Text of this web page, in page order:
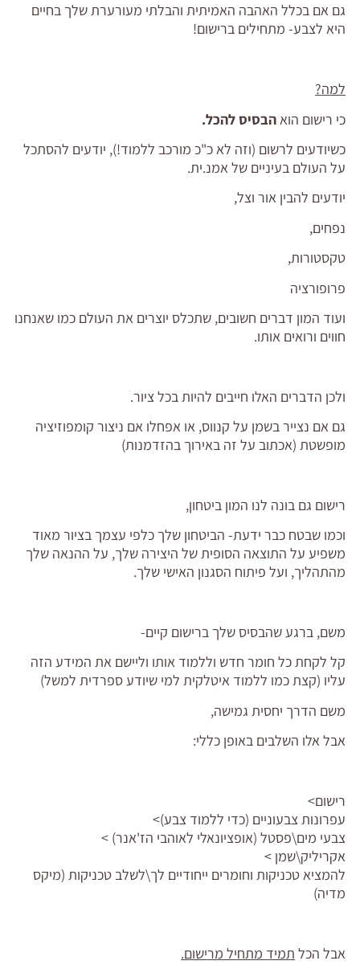
גם אם בכלל האהבה האמיתית והבלתי מעורערת שלך בחיים
היא לצבע- מתחילים ברישום!
למה?
כי רישום הוא הבסיס להכל.
כשיודעים לרשום (וזה לא כ"כ מורכב ללמוד!), יודעים להסתכל
על העולם בעיניים של אמנ.ית.
יודעים להבין אור וצל,
נפחים,
טקסטורות,
פרופורציה
ועוד המון דברים חשובים, שתכלס יוצרים את העולם כמו שאנחנו
חווים ורואים אותו.
ולכן הדברים האלו חייבים להיות בכל ציור.
גם אם נצייר בשמן על קנווס, או אפחלו אם ניצור קומפוזיציה
מופשטת (אכתוב על זה באירוך בהזדמנות)
רישום גם בונה לנו המון ביטחון,
וכמו שבטח כבר ידעת- הביטחון שלך כלפי עצמך בציור מאוד
משפיע על התוצאה הסופית של היצירה שלך, על ההנאה שלך
מהתהליך, ועל פיתוח הסגנון האישי שלך.
משם, ברגע שהבסיס שלך ברישום קיים-
קל לקחת כל חומר חדש וללמוד אותו וליישם את המידע הזה
עליו (קצת כמו ללמוד איטלקית למי שיודע ספרדית למשל)
משם הדרך יחסית גמישה,
אבל אלו השלבים באופן כללי:
רישום>
עפרונות צבעוניים (כדי ללמוד צבע)>
צבעי מים\פסטל (אופציונאלי לאוהבי הז'אנר) >
אקריליק\שמן >
להמציא טכניקות וחומרים ייחודיים לך\לשלב טכניקות (מיקס
מדיה)
אבל הכל תמיד מתחיל מרישום.